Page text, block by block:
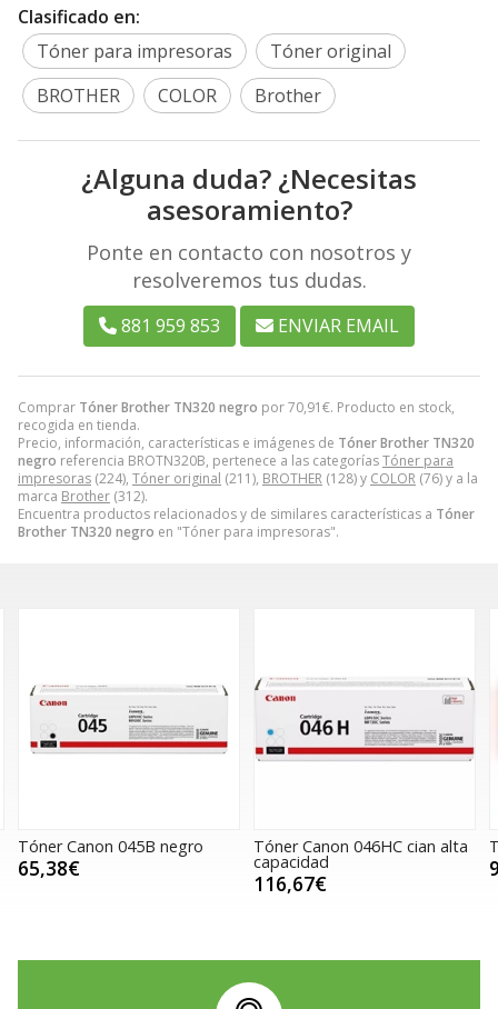
Comprar Tóner Brother TN320 negro por70,91€. Producto en stock,
recogida en tienda.
Precio, información, características e imágenes de Tóner Brother TN320
negro referencia BROTN320B, pertenece a las categoríasTóner para
impresoras (224), Tóner original (211), BROTHER (128) y COLOR (76) y a la
marca Brother (312).
Encuentra productos relacionados y de similares características a Tóner
Brother TN320 negro en "Tóner para impresoras".
Clasificado en:
Tóner para impresoras
Tóner original
BROTHER
COLOR Brother
¿Alguna duda? ¿Necesitas
asesoramiento?
Ponte en contacto con nosotros y
resolveremos tus dudas.
881 959 853 ENVIAR EMAIL
negro Tóner Canon 046HC cian alta
capacidad
Tóner Canon 046Y